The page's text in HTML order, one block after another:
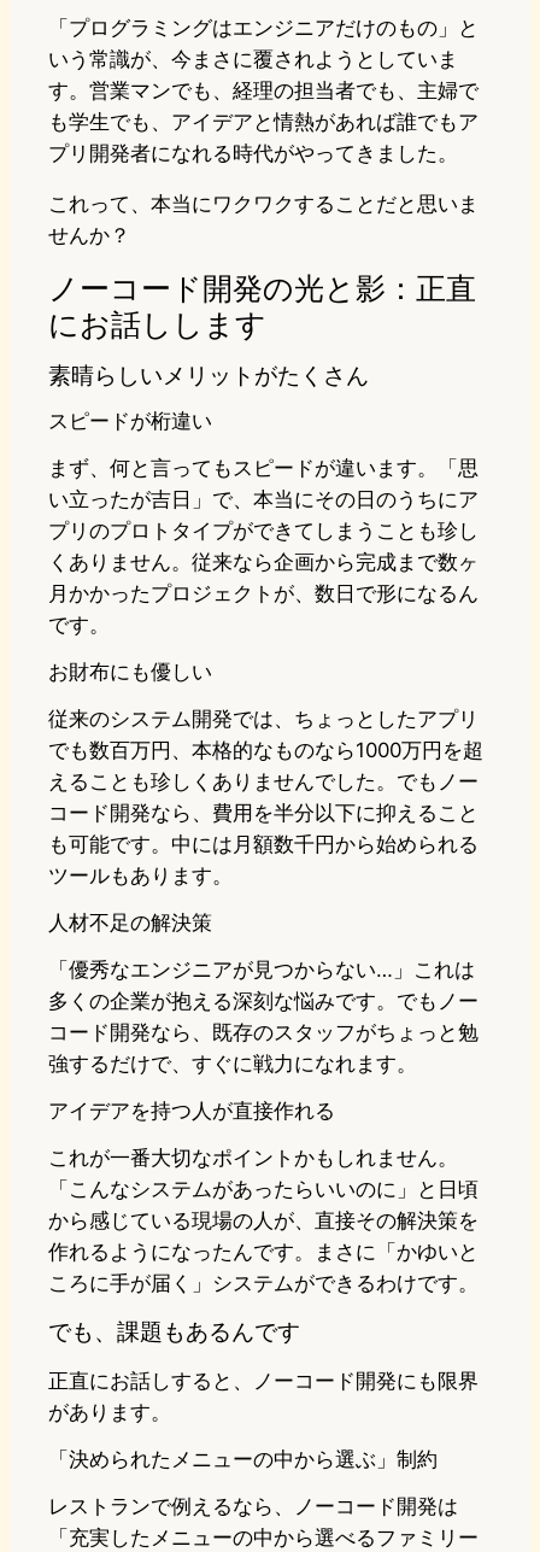
「プログラミングはエンジニアだけのもの」と
いう常識が、今まさに覆されようとしていま
す。営業マンでも、経理の担当者でも、主婦で
も学生でも、アイデアと情熱があれば誰でもア
プリ開発者になれる時代がやってきました。
これって、本当にワクワクすることだと思いま
せんか？
ノーコード開発の光と影：正直
にお話しします
素晴らしいメリットがたくさん
スピードが桁違い
まず、何と言ってもスピードが違います。「思
い立ったが吉日」で、本当にその日のうちにア
プリのプロトタイプができてしまうことも珍し
くありません。従来なら企画から完成まで数ヶ
月かかったプロジェクトが、数日で形になるん
です。
お財布にも優しい
従来のシステム開発では、ちょっとしたアプリ
でも数百万円、本格的なものなら1000万円を超
えることも珍しくありませんでした。でもノー
コード開発なら、費用を半分以下に抑えること
も可能です。中には月額数千円から始められる
ツールもあります。
人材不足の解決策
「優秀なエンジニアが見つからない…」これは
多くの企業が抱える深刻な悩みです。でもノー
コード開発なら、既存のスタッフがちょっと勉
強するだけで、すぐに戦力になれます。
アイデアを持つ人が直接作れる
これが一番大切なポイントかもしれません。
「こんなシステムがあったらいいのに」と日頃
から感じている現場の人が、直接その解決策を
作れるようになったんです。まさに「かゆいと
ころに手が届く」システムができるわけです。
でも、課題もあるんです
正直にお話しすると、ノーコード開発にも限界
があります。
「決められたメニューの中から選ぶ」制約
レストランで例えるなら、ノーコード開発は
「充実したメニューの中から選べるファミリー